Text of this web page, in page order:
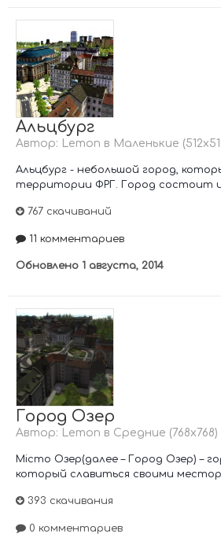
Альцбург
Автор: Lemon в Маленькие
Альцбург - небольшой город,
территории ФРГ. Город состоит
767 скачиваний
11 комментариев
Обновлено 1 августа, 2014
Город Озер
Автор: Lemon в Средние (768х768)
Місто Озер(далее – Город Озер) –
который славиться своими
393 скачивания
0 комментариев